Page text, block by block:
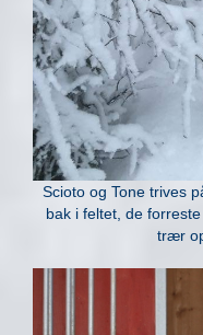
Scioto og Tone trives
bak i feltet, de
trær